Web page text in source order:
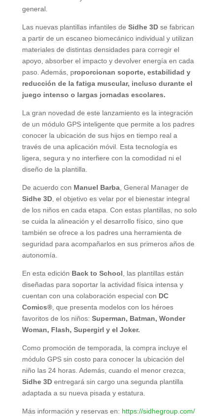
general.
Las nuevas plantillas infantiles de Sidhe 3Dse fabrican
a partir de un escaneo biomecánico individual y utilizan
materiales de distintas densidades para corregir el
apoyo, absorber el impacto y devolver energía en cada
paso. Además, proporcionan soporte, estabilidad y
reducción de la fatiga muscular, incluso durante el
juego intenso o largas jornadas escolares.
La gran novedad de este lanzamiento es la integración
de un módulo GPS inteligente que permite a los padres
conocer la ubicación de sus hijos en tiempo real a
través de una aplicación móvil. Esta tecnología es
ligera, segura y no interfiere con la comodidad ni el
diseño de la plantilla.
De acuerdo con Manuel Barba, General Manager de
Sidhe 3D, el objetivo es velar por el bienestar integral
de los niños en cada etapa. Con estas plantillas, no solo
se cuida la alineación y el desarrollo físico, sino que
también se ofrece a los padres una herramienta de
seguridad para acompañarlos en sus primeros años de
autonomía.
En esta edición Back to School , las plantillas están
diseñadas para soportar la actividad física intensa y
cuentan con una colaboración especial con DC
Comics®, que presenta modelos con los héroes
favoritos de los niños: Superman, Batman, Wonder
Woman, Flash, Supergirl y el Joker.
Como promoción de temporada, la compra incluye el
módulo GPS sin costo para conocer la ubicación del
niño las 24 horas. Además, cuando el menor crezca,
Sidhe 3Dentregará sin cargo una segunda plantilla
adaptada a su nueva pisada y estatura.
Más información y reservas en: https://sidhegroup.com/